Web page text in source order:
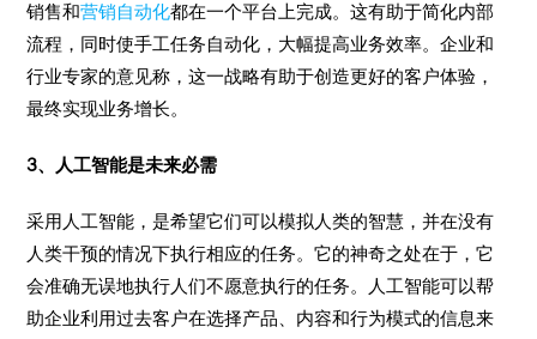
销售和营销自动化都在一个平台上完成。这有助于简化内部
流程，同时使手工任务自动化，大幅提高业务效率。企业和
行业专家的意见称，这一战略有助于创造更好的客户体验，
最终实现业务增长。
3、人工智能是未来必需
采用人工智能，是希望它们可以模拟人类的智慧，并在没有
人类干预的情况下执行相应的任务。它的神奇之处在于，它
会准确无误地执行人们不愿意执行的任务。人工智能可以帮
助企业利用过去客户在选择产品、内容和行为模式的信息来